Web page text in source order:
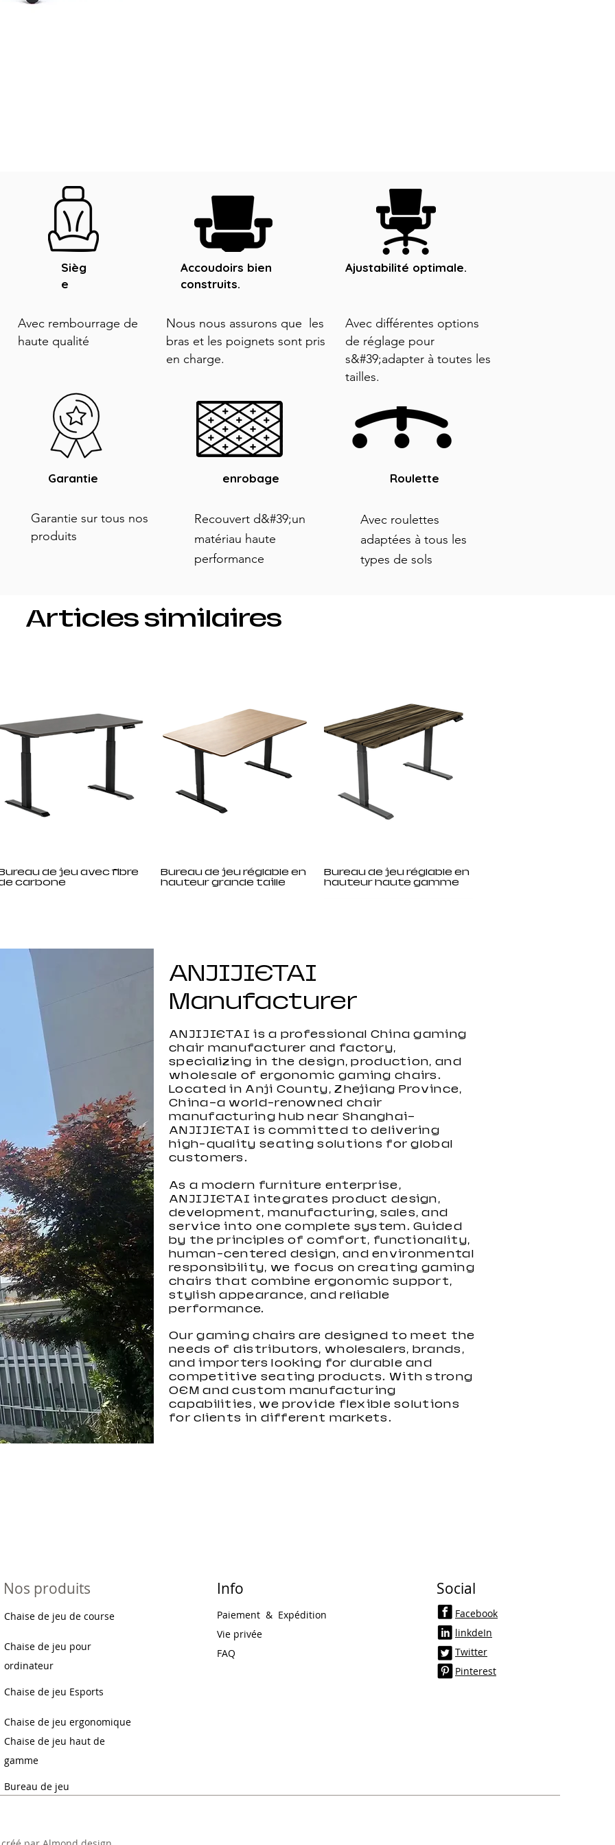
Sièg
e
Avec rembourrage de
haute qualité
Accoudoirs bien
construits.
Nous nous assurons que les
bras et les poignets sont pris
en charge.
Ajustabilité optimale.
Avec différentes options
de réglage pour
s&#39;adapter à toutes les
tailles.
Garantie
Garantie sur tous nos
produits
enrobage
Recouvert d&#39;un
matériau haute
performance
Roulette
Avec roulettes
adaptées à tous les
types de sols
Articles similaires
de jeu avec fibre
carbone
Bureau de jeu réglable en
hauteur grande taille
Bureau de jeu réglable en
hauteur haute gamme
Bureau de jeu RGB pour
les Esports
Chaise de jeu série
Black-Light
Chaise de jeu haute
performance 2022 avec
repose-pieds
Chaise de jeu à capacité
de chargement élevée
Chaise de jeu pour
enfants en gros
Nouvelle chaise de jeu en
PVC 2022
Chaise de jeu pour
ordinateur avec support
lombaire
Chaise de jeu couleur
personnalisée 2022
Nouvelle chaise de jeu
RGB 2022
ANJIJIETAI
Manufacturer
ANJIJIETAI is a professional China gaming
chair manufacturer and factory,
specializing in the design, production, and
wholesale of ergonomic gaming chairs.
Located in Anji County, Zhejiang Province,
China—a world-renowned chair
manufacturing hub near Shanghai—
ANJIJIETAI is committed to delivering
high-quality seating solutions for global
customers.
As a modern furniture enterprise,
ANJIJIETAI integrates product design,
development, manufacturing, sales, and
service into one complete system. Guided
by the principles of comfort, functionality,
human-centered design, and environmental
responsibility, we focus on creating gaming
chairs that combine ergonomic support,
stylish appearance, and reliable
performance.
Our gaming chairs are designed to meet the
needs of distributors, wholesalers, brands,
and importers looking for durable and
competitive seating products. With strong
OEM and custom manufacturing
capabilities, we provide flexible solutions
for clients in different markets.
Nos produits
Chaise de jeu de course
Chaise de jeu pour
ordinateur
Chaise de jeu Esports
Chaise de jeu ergonomique
Chaise de jeu haut de
gamme
Bureau de jeu
Info
Paiement & Expédition
Vie privée
FAQ
Social
Facebook
linkdeIn
Twitter
Pinterest